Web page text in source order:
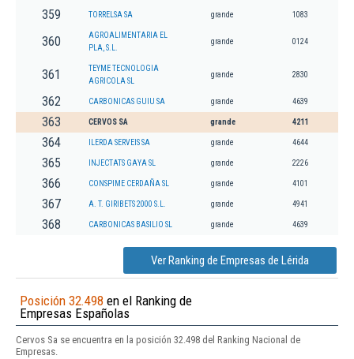
359 TORRELSA SA grande 1083
360
AGROALIMENTARIA EL
PLA, S.L.
grande 0124
361
TEYME TECNOLOGIA
AGRICOLA SL
grande 2830
362 CARBONICAS GUIU SA grande 4639
363 CERVOS SA grande 4211
364 ILERDA SERVEIS SA grande 4644
365 INJECTATS GAYA SL grande 2226
366 CONSPIME CERDAÑA SL grande 4101
367 A. T. GIRIBETS 2000 S.L. grande 4941
368 CARBONICAS BASILIO SL grande 4639
Ver Ranking de Empresas de Lérida
Posición 32.498 en el Ranking de
Empresas Españolas
Cervos Sa se encuentra en la posición 32.498 del Ranking Nacional de
Empresas.